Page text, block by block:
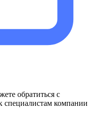
обратиться с
компании